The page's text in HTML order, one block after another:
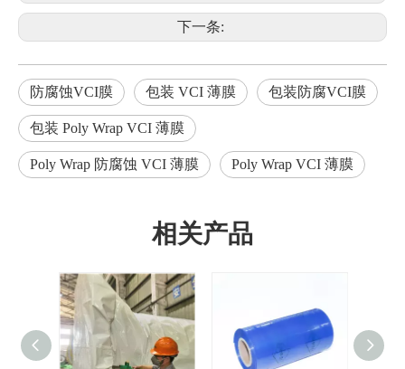
下一条:
防腐蚀VCI膜 包装 VCI 薄膜 包装防腐VCI膜
包装 Poly Wrap VCI 薄膜
Poly Wrap 防腐蚀 VCI 薄膜 Poly Wrap VCI 薄膜
相关产品